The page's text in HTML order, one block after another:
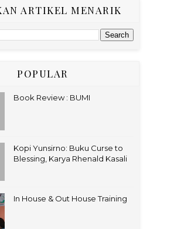
ARTIKEL MENARIK
POPULAR
Book Review : BUMI
Kopi Yunsirno: Buku Curse to
Blessing, Karya Rhenald Kasali
In House & Out House Training